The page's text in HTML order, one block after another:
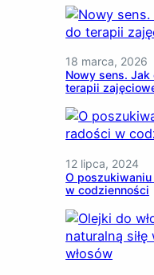
18 marca, 2026
Nowy sens. Jak
terapii
12 lipca, 2024
O
w codzienności